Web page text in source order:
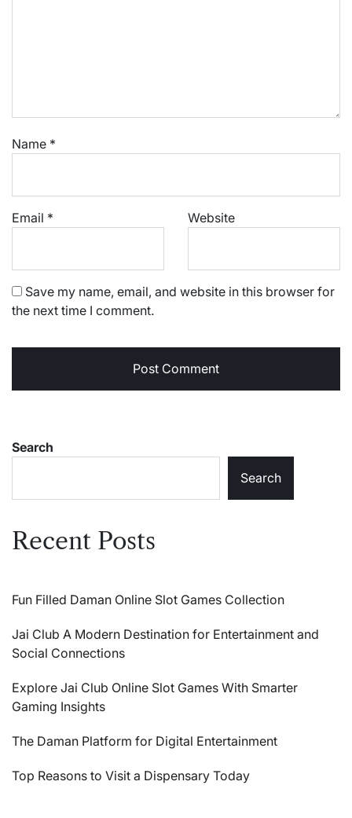
Name *
Email * Website
Save my name, email, and website in this browser for
the next time I comment.
Search
Search
Recent Posts
Fun Filled Daman Online Slot Games Collection
Jai Club A Modern Destination for Entertainment and
Social Connections
Explore Jai Club Online Slot Games With Smarter
Gaming Insights
The Daman Platform for Digital Entertainment
Top Reasons to Visit a Dispensary Today